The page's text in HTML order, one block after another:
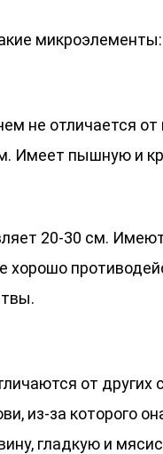
микроэлементы:
не отличается
Имеет пышную и
20-30 см.
хорошо
от других
из-за которого
гладкую и